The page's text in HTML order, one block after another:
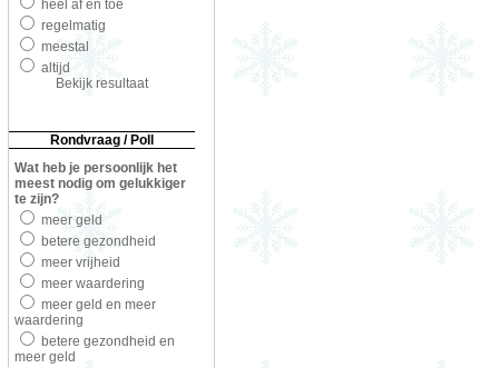
heel af en toe
regelmatig
meestal
altijd
Bekijk resultaat
Rondvraag / Poll
Wat heb je persoonlijk het
meest nodig om gelukkiger
te zijn?
meer geld
betere gezondheid
meer vrijheid
meer waardering
meer geld en meer
waardering
betere gezondheid en
meer geld